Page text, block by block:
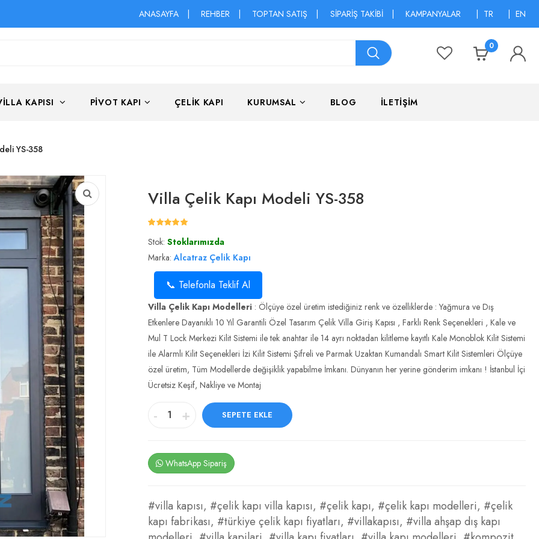
ANASAYFA REHBER TOPTAN SATIŞ SİPARİŞ TAKİBİ KAMPANYALAR TR EN
0
KAPISI PIVOT KAPI ÇELIK KAPI KURUMSAL BLOG İLETİŞİM
YS-358
Villa Çelik Kapı Modeli YS-358
Stok:Stoklarımızda
Marka:Alcatraz Çelik Kapı
📞 Telefonla Teklif Al
Villa Çelik Kapı Modelleri : Ölçüye özel üretim istediğiniz renk ve özelliklerde : Yağmura ve Dış
Etkenlere Dayanıklı 10 Yıl Garantili Özel Tasarım Çelik Villa Giriş Kapısı , Farklı Renk Seçenekleri , Kale ve
Mul T Lock Merkezi Kilit Sistemi ile tek anahtar ile 14 ayrı noktadan kilitleme kayıtlı Kale Monoblok Kilit Sistemi
ile Alarmlı Kilit Seçenekleri İzi Kilit Sistemi Şifreli ve Parmak Uzaktan Kumandalı Smart Kilit Sistemleri Ölçüye
özel üretim, Tüm Modellerde değişiklik yapabilme İmkanı. Dünyanın her yerine gönderim imkanı ! İstanbul İçi
Ücretsiz Keşif, Nakliye ve Montaj
- + SEPETE EKLE
WhatsApp Sipariş
#villa kapısı, #çelik kapı villa kapısı, #çelik kapı, #çelik kapı modelleri, #çelik
kapı fabrikası, #türkiye çelik kapı fiyatları, #villakapısı, #villa ahşap dış kapı